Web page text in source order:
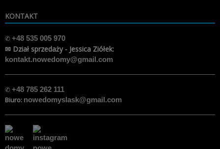
KONTAKT
✆+48 535 005 970
✉ Dział sprzedaży - Jessica Ziółek:
kontakt.nowedomy@gmail.com
✆+48 785 262 111
Biuro: nowedomyslask@gmail.com